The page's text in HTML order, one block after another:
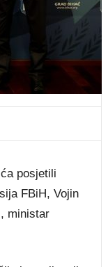
posjetili
FBiH, Vojin
ministar